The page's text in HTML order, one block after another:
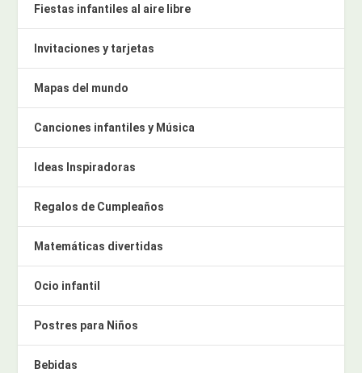
Fiestas infantiles al aire libre
Invitaciones y tarjetas
Mapas del mundo
Canciones infantiles y Música
Ideas Inspiradoras
Regalos de Cumpleaños
Matemáticas divertidas
Ocio infantil
Postres para Niños
Bebidas